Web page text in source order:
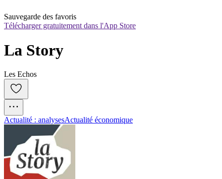
Sauvegarde des favoris
Télécharger gratuitement dans l'App Store
La Story
Les Echos
Actualité : analysesActualité économique